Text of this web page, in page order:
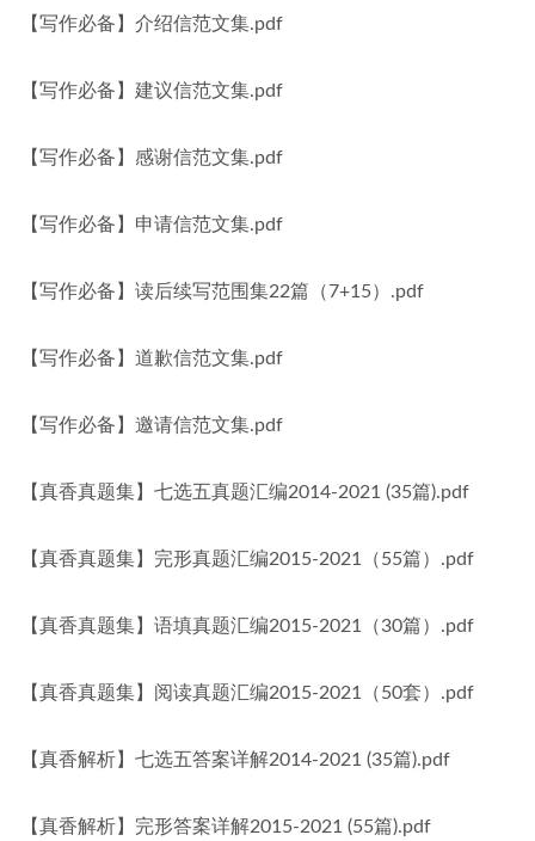
【写作必备】介绍信范文集.pdf
【写作必备】建议信范文集.pdf
【写作必备】感谢信范文集.pdf
【写作必备】申请信范文集.pdf
【写作必备】读后续写范围集22篇（7+15）.pdf
【写作必备】道歉信范文集.pdf
【写作必备】邀请信范文集.pdf
【真香真题集】七选五真题汇编2014-2021 (35篇).pdf
【真香真题集】完形真题汇编2015-2021（55篇）.pdf
【真香真题集】语填真题汇编2015-2021（30篇）.pdf
【真香真题集】阅读真题汇编2015-2021（50套）.pdf
【真香解析】七选五答案详解2014-2021 (35篇).pdf
【真香解析】完形答案详解2015-2021 (55篇).pdf